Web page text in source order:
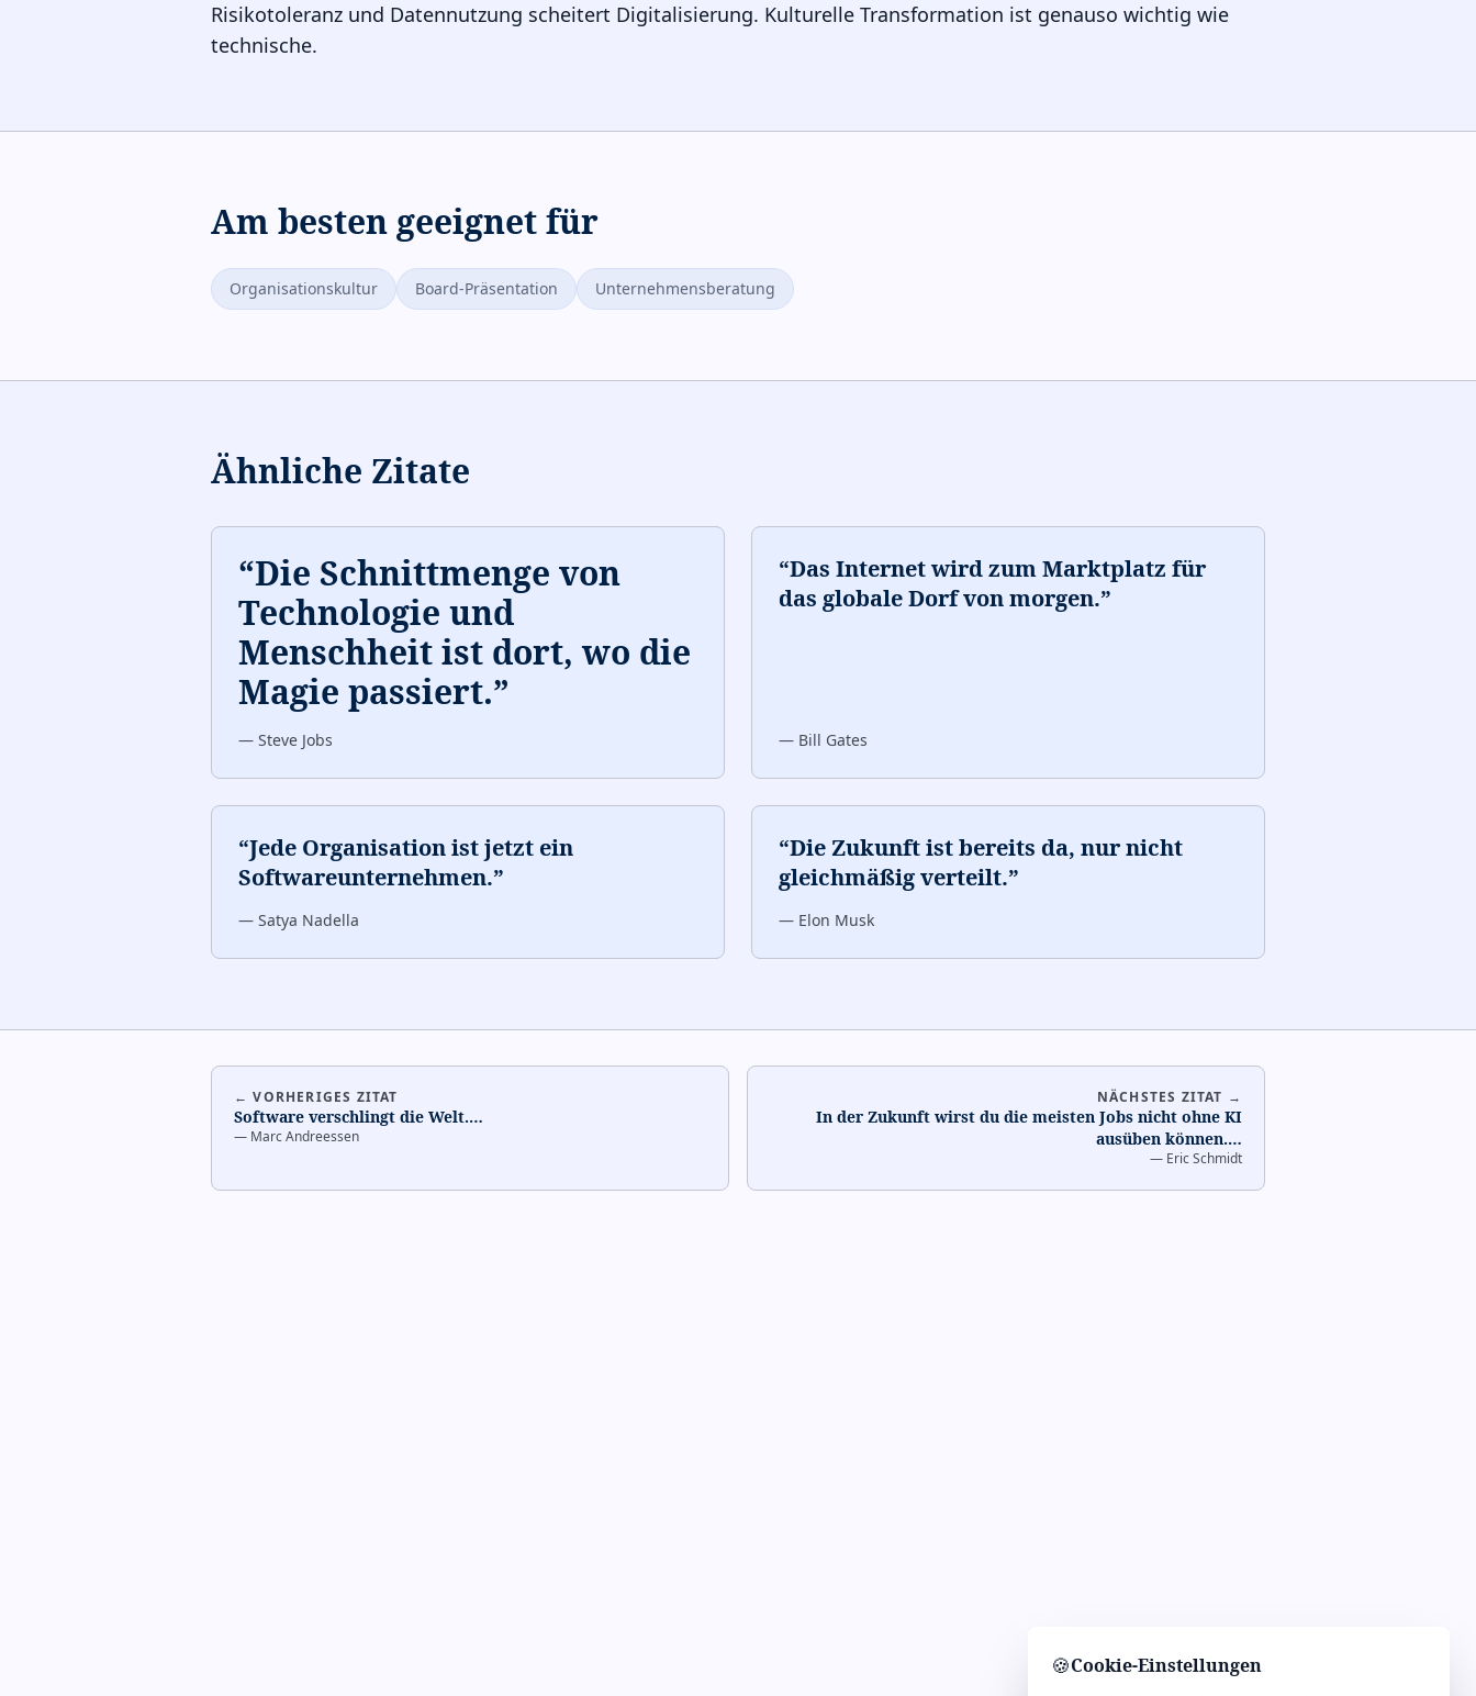
Risikotoleranz und Datennutzung scheitert Digitalisierung. Kulturelle Transformation ist genauso wichtig wie
technische.
Am besten geeignet für
Organisationskultur Board-Präsentation Unternehmensberatung
Ähnliche Zitate
“Die Schnittmenge von
Technologie und
Menschheit ist dort, wo die
Magie passiert.”
— Steve Jobs
“Das Internet wird zum Marktplatz für
das globale Dorf von morgen.”
— Bill Gates
“Jede Organisation ist jetzt ein
Softwareunternehmen.”
— Satya Nadella
“Die Zukunft ist bereits da, nur nicht
gleichmäßig verteilt.”
— Elon Musk
← VORHERIGES ZITAT
Software verschlingt die Welt.…
— Marc Andreessen
NÄCHSTES ZITAT →
In der Zukunft wirst du die meisten Jobs nicht ohne KI
ausüben können.…
— Eric Schmidt
🍪Cookie-Einstellungen